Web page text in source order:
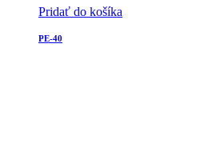
Pridať do košíka
PE-40